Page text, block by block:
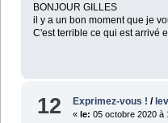
BONJOUR GILLES
il y a un bon moment que je
C'est terrible ce qui est arrivé
12 Exprimez-vous ! /
«le: 05 octobre 2020 à